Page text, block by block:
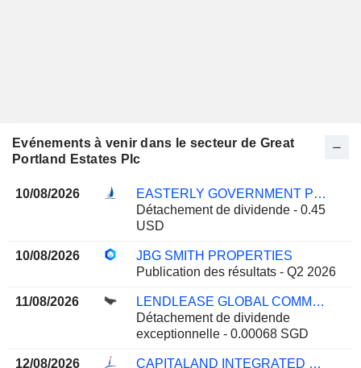
Evénements à venir dans le secteur de Great
Portland Estates Plc
10/08/2026
EASTERLY GOVERNMENT PROPERTIES, INC.
Détachement de dividende - 0.45
USD
10/08/2026
JBG SMITH PROPERTIES
Publication des résultats - Q2 2026
11/08/2026
LENDLEASE GLOBAL COMMERCIAL REIT
Détachement de dividende
exceptionnelle - 0.00068 SGD
12/08/2026 CAPITALAND INTEGRATED COMMERCIAL TRUST